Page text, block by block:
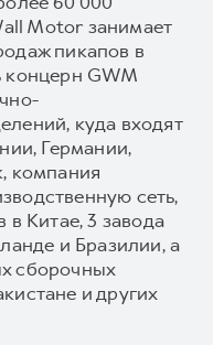
Motor занимает
пикапов в
концерн GWM
куда входят
Германии,
компания
сеть,
в Китае, 3 завода
и Бразилии, а
сборочных
и других